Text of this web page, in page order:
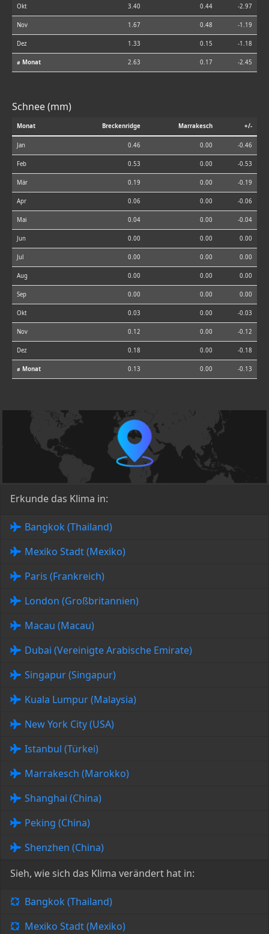
Okt 3.40 0.44 -2.97
Nov 1.67 0.48 -1.19
Dez 1.33 0.15 -1.18
⌀ Monat 2.63 0.17 -2.45
Schnee (mm)
Monat Breckenridge Marrakesch +/-
Jan 0.46 0.00 -0.46
Feb 0.53 0.00 -0.53
Mär 0.19 0.00 -0.19
Apr 0.06 0.00 -0.06
Mai 0.04 0.00 -0.04
Jun 0.00 0.00 0.00
Jul 0.00 0.00 0.00
Aug 0.00 0.00 0.00
Sep 0.00 0.00 0.00
Okt 0.03 0.00 -0.03
Nov 0.12 0.00 -0.12
Dez 0.18 0.00 -0.18
⌀ Monat 0.13 0.00 -0.13
Erkunde das Klima in:
Bangkok (Thailand)
Mexiko Stadt (Mexiko)
Paris (Frankreich)
London (Großbritannien)
Macau (Macau)
Dubai (Vereinigte Arabische Emirate)
Singapur (Singapur)
Kuala Lumpur (Malaysia)
New York City (USA)
Istanbul (Türkei)
Marrakesch (Marokko)
Shanghai (China)
Peking (China)
Shenzhen (China)
Sieh, wie sich das Klima verändert hat in:
Bangkok (Thailand)
Mexiko Stadt (Mexiko)